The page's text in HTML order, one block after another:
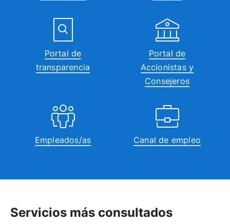
Portal de
transparencia
Portal de
Accionistas y
Consejeros
Empleados/as Canal de empleo
Servicios más consultados